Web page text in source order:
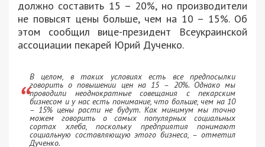
должно составить 15 – 20%, но производители
не повысят цены больше, чем на 10 – 15%. Об
этом сообщил вице-президент Всеукраинской
ассоциации пекарей Юрий Дученко.
В целом, в таких условиях есть все предпосылки
говорить о повышении цен на 15 – 20%. Однако мы
проводили неоднократные совещания с пекарским
бизнесом и у нас есть понимание, что больше, чем на 10
– 15% цены расти не будут. Как минимум мы точно
можем говорить о самых популярных социальных
сортах хлеба, поскольку предприятия понимают
социальную составляющую этого бизнеса, – отметил
Дученко.